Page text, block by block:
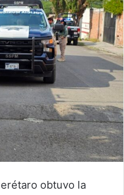
obtuvo la